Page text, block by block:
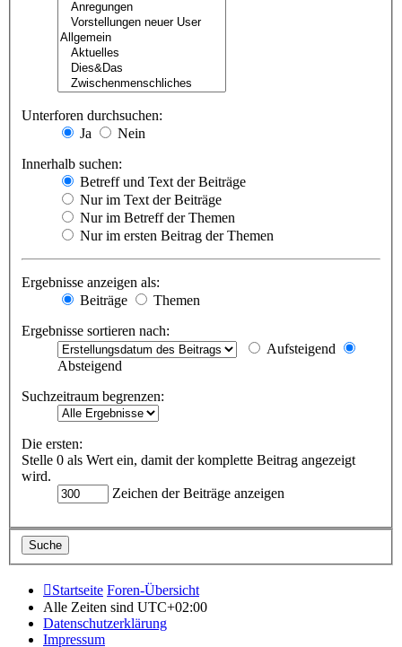
Unterforen durchsuchen:
Ja
Nein
Innerhalb suchen:
Betreff und Text der Beiträge
Nur im Text der Beiträge
Nur im Betreff der Themen
Nur im ersten Beitrag der Themen
Ergebnisse anzeigen als:
Beiträge
Themen
Ergebnisse sortieren nach:
Aufsteigend
Absteigend
Suchzeitraum begrenzen:
Die ersten:
Stelle 0 als Wert ein, damit der komplette Beitrag angezeigt
wird.
Zeichen der Beiträge anzeigen
Startseite Foren-Übersicht
Alle Zeiten sind UTC+02:00
Datenschutzerklärung
Impressum